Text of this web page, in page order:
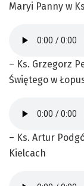
Maryi Panny w
– Ks. Grzegorz
Świętego w
– Ks. Artur
Kielcach